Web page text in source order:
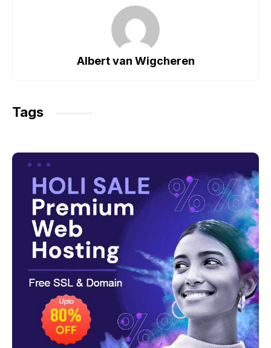
p
gr
a
m
Albert van Wigcheren
Tags